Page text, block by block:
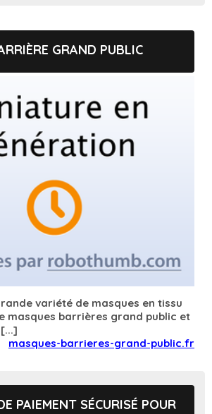
GRAND PUBLIC
variété de masques en tissu
masques barrières grand public et
masques-barrieres-grand-public.fr
PAIEMENT SÉCURISÉ POUR